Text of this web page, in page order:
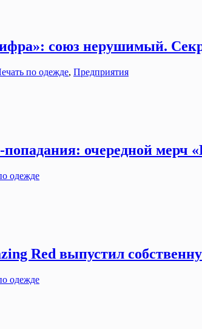
союз нерушимый.
по одежде, Предприятия
очередной мерч
одежде
Red выпустил
одежде